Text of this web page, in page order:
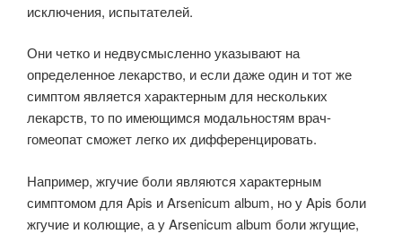
исключения, испытателей.
Они четко и недвусмысленно указывают на
определенное лекарство, и если даже один и тот же
симптом является характерным для нескольких
лекарств, то по имеющимся модальностям врач-
гомеопат сможет легко их дифференцировать.
Например, жгучие боли являются характерным
симптомом для Apis и Arsenicum album, но у Apis боли
жгучие и колющие, а у Arsenicum album боли жгущие,